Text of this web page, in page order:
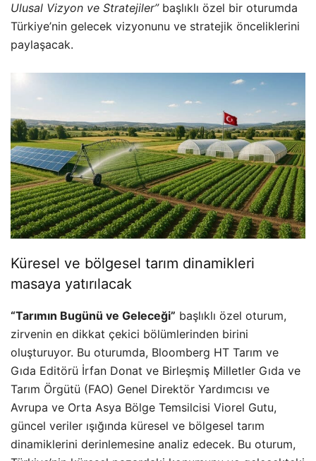
Ulusal Vizyon ve Stratejiler”başlıklı özel bir oturumda
Türkiye’nin gelecek vizyonunu ve stratejik önceliklerini
paylaşacak.
Küresel ve bölgesel tarım dinamikleri
masaya yatırılacak
“Tarımın Bugünü ve Geleceği” başlıklı özel oturum,
zirvenin en dikkat çekici bölümlerinden birini
oluşturuyor. Bu oturumda, Bloomberg HT Tarım ve
Gıda Editörü İrfan Donat ve Birleşmiş Milletler Gıda ve
Tarım Örgütü (FAO) Genel Direktör Yardımcısı ve
Avrupa ve Orta Asya Bölge Temsilcisi Viorel Gutu,
güncel veriler ışığında küresel ve bölgesel tarım
dinamiklerini derinlemesine analiz edecek. Bu oturum,